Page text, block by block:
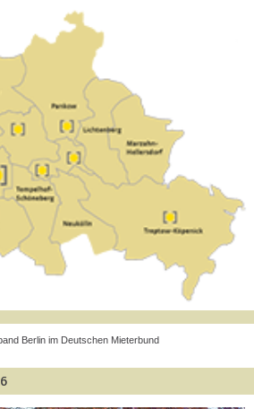
Berlin im Deutschen Mieterbund